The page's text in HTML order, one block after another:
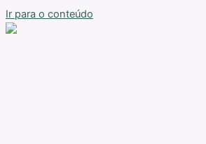
Ir para o conteúdo